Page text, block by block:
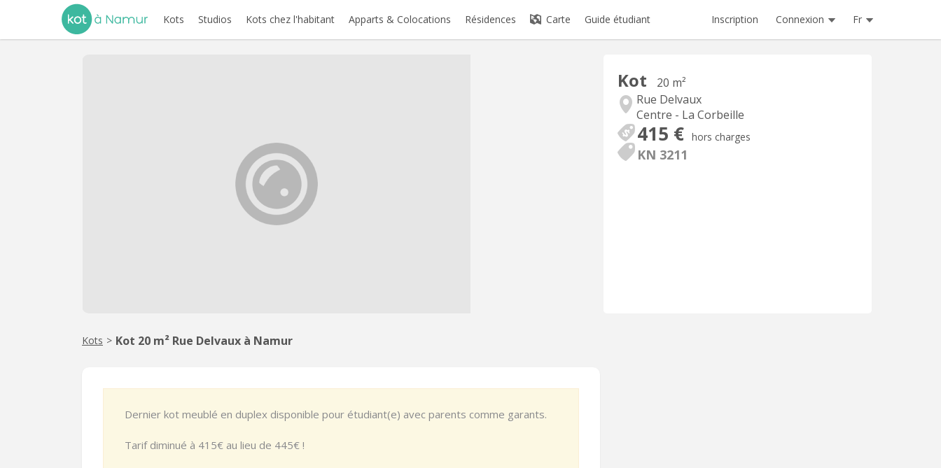
Kots Studios Kots chez l'habitant Apparts & Colocations Résidences Carte Guide étudiant Inscription Connexion Fr
Kot
20 m²
Rue Delvaux
Centre - La Corbeille
415 € hors charges
KN 3211
Kots > Kot 20 m² Rue Delvaux à Namur
Dernier kot meublé en duplex disponible pour étudiant(e) avec parents comme garants.
Tarif diminué à 415€ au lieu de 445€ !